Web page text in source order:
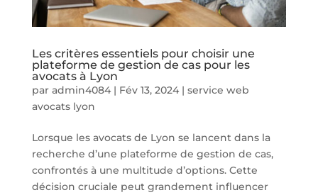
Les critères essentiels pour choisir une
plateforme de gestion de cas pour les
avocats à Lyon
par admin4084| Fév 13, 2024| service web
avocats lyon
Lorsque les avocats de Lyon se lancent dans la
recherche d’une plateforme de gestion de cas,
confrontés à une multitude d’options. Cette
décision cruciale peut grandement influencer